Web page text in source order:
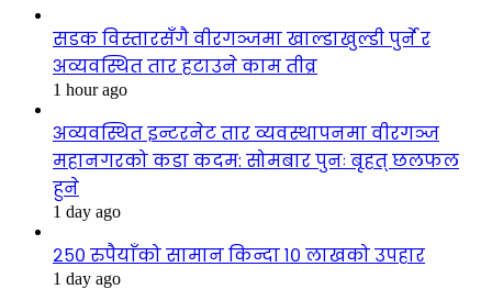
सडक विस्तारसँगै वीरगञ्जमा खाल्डाखुल्डी पुर्ने र
अव्यवस्थित तार हटाउने काम तीव्र
1 hour ago
अव्यवस्थित इन्टरनेट तार व्यवस्थापनमा वीरगञ्ज
महानगरको कडा कदम: सोमबार पुनः बृहत् छलफल
हुने
1 day ago
२५० रुपैयाँको सामान किन्दा १० लाखको उपहार
1 day ago